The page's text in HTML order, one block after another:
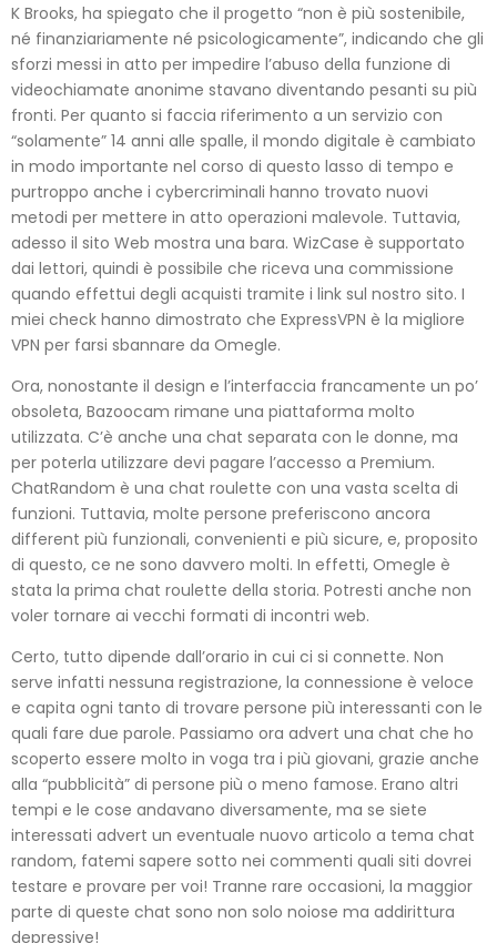
K Brooks, ha spiegato che il progetto “non è più sostenibile,
né finanziariamente né psicologicamente”, indicando che gli
sforzi messi in atto per impedire l’abuso della funzione di
videochiamate anonime stavano diventando pesanti su più
fronti. Per quanto si faccia riferimento a un servizio con
“solamente” 14 anni alle spalle, il mondo digitale è cambiato
in modo importante nel corso di questo lasso di tempo e
purtroppo anche i cybercriminali hanno trovato nuovi
metodi per mettere in atto operazioni malevole. Tuttavia,
adesso il sito Web mostra una bara. WizCase è supportato
dai lettori, quindi è possibile che riceva una commissione
quando effettui degli acquisti tramite i link sul nostro sito. I
miei check hanno dimostrato che ExpressVPN è la migliore
VPN per farsi sbannare da Omegle.
Ora, nonostante il design e l’interfaccia francamente un po’
obsoleta, Bazoocam rimane una piattaforma molto
utilizzata. C’è anche una chat separata con le donne, ma
per poterla utilizzare devi pagare l’accesso a Premium.
ChatRandom è una chat roulette con una vasta scelta di
funzioni. Tuttavia, molte persone preferiscono ancora
different più funzionali, convenienti e più sicure, e, proposito
di questo, ce ne sono davvero molti. In effetti, Omegle è
stata la prima chat roulette della storia. Potresti anche non
voler tornare ai vecchi formati di incontri web.
Certo, tutto dipende dall’orario in cui ci si connette. Non
serve infatti nessuna registrazione, la connessione è veloce
e capita ogni tanto di trovare persone più interessanti con le
quali fare due parole. Passiamo ora advert una chat che ho
scoperto essere molto in voga tra i più giovani, grazie anche
alla “pubblicità” di persone più o meno famose. Erano altri
tempi e le cose andavano diversamente, ma se siete
interessati advert un eventuale nuovo articolo a tema chat
random, fatemi sapere sotto nei commenti quali siti dovrei
testare e provare per voi! Tranne rare occasioni, la maggior
parte di queste chat sono non solo noiose ma addirittura
depressive!